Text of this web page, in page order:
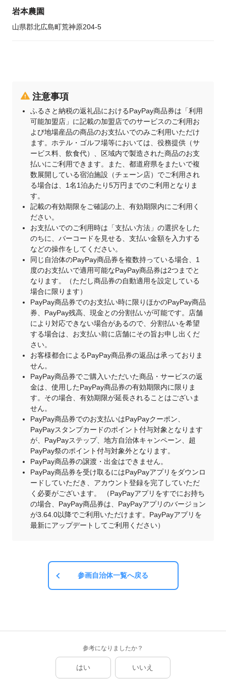
岩本農園
山県郡北広島町荒神原204-5
注意事項
ふるさと納税の返礼品におけるPayPay商品券は「利用
可能加盟店」に記載の加盟店でのサービスのご利用お
よび地場産品の商品のお支払いでのみご利用いただけ
ます。ホテル・ゴルフ場等においては、役務提供（サ
ービス料、飲食代）、区域内で製造された商品のお支
払いにご利用できます。また、都道府県をまたいで複
数展開している宿泊施設（チェーン店）でご利用され
る場合は、1名1泊あたり5万円までのご利用となりま
す。
記載の有効期限をご確認の上、有効期限内にご利用く
ださい。
お支払いでのご利用時は「支払い方法」の選択をした
のちに、バーコードを見せる、支払い金額を入力する
などの操作をしてください。
同じ自治体のPayPay商品券を複数持っている場合、1
度のお支払いで適用可能なPayPay商品券は2つまでと
なります。（ただし商品券の自動適用を設定している
場合に限ります）
PayPay商品券でのお支払い時に限りほかのPayPay商品
券、PayPay残高、現金との分割払いが可能です。店舗
により対応できない場合があるので、分割払いを希望
する場合は、お支払い前に店舗にその旨お申し出くだ
さい。
お客様都合によるPayPay商品券の返品は承っておりま
せん。
PayPay商品券でご購入いただいた商品・サービスの返
金は、使用したPayPay商品券の有効期限内に限りま
す。その場合、有効期限が延長されることはございま
せん。
PayPay商品券でのお支払いはPayPayクーポン、
PayPayスタンプカードのポイント付与対象となります
が、PayPayステップ、地方自治体キャンペーン、超
PayPay祭のポイント付与対象外となります。
PayPay商品券の譲渡・出金はできません。
PayPay商品券を受け取るにはPayPayアプリをダウンロ
ードしていただき、アカウント登録を完了していただ
く必要がございます。 （PayPayアプリをすでにお持ち
の場合、PayPay商品券は、PayPayアプリのバージョン
が3.64.0以降でご利用いただけます。PayPayアプリを
最新にアップデートしてご利用ください）
参画自治体一覧へ戻る
参考になりましたか？
はい いいえ